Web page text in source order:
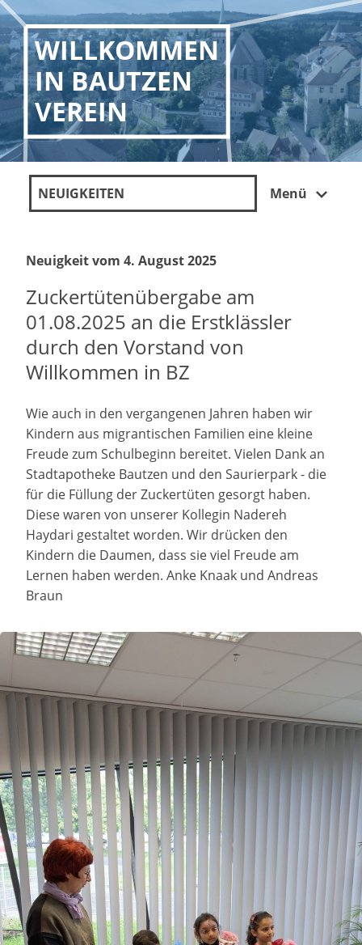
WILLKOMMEN
IN BAUTZEN
VEREIN
NEUIGKEITEN Menü
Neuigkeit vom 4. August 2025
Zuckertütenübergabe am
01.08.2025 an die Erstklässler
durch den Vorstand von
Willkommen in BZ
Wie auch in den vergangenen Jahren haben wir
Kindern aus migrantischen Familien eine kleine
Freude zum Schulbeginn bereitet. Vielen Dank an
Stadtapotheke Bautzen und den Saurierpark - die
für die Füllung der Zuckertüten gesorgt haben.
Diese waren von unserer Kollegin Nadereh
Haydari gestaltet worden. Wir drücken den
Kindern die Daumen, dass sie viel Freude am
Lernen haben werden. Anke Knaak und Andreas
Braun